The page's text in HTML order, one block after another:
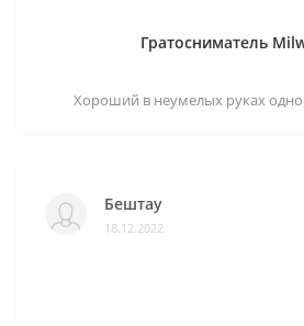
Гратосниматель
Хороший в неумелых руках
Бештау
18.12.2022